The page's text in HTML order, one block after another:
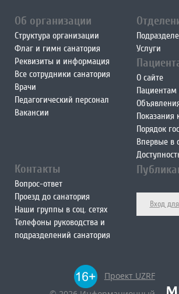
Об организации
Структура организации
Флаг и гимн санатория
Реквизиты и информация
Все сотрудники санатория
Врачи
Педагогический персонал
Вакансии
Услуги
О сайте
Показания
Порядок
Впервые в
Контакты
Вопрос-ответ
Проезд до санатория
Наши группы в соц. сетях
Телефоны руководства и
подразделений санатория
Вход
Проект UZRF